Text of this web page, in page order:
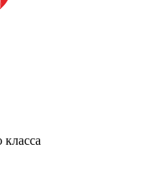
класса